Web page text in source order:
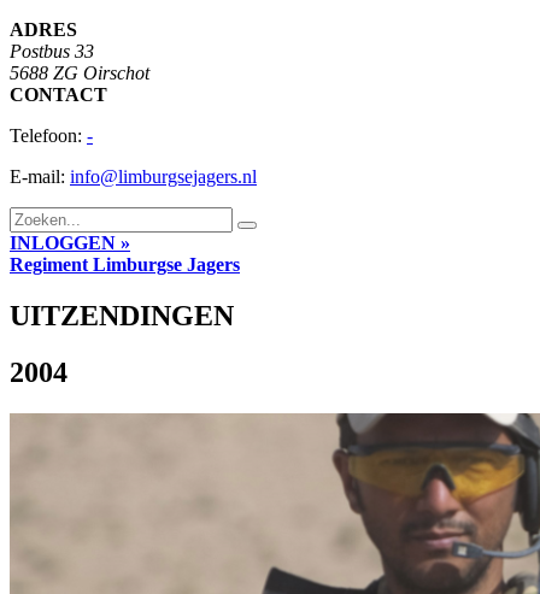
ADRES
Postbus 33
5688 ZG Oirschot
CONTACT
Telefoon: -
E-mail: info@limburgsejagers.nl
INLOGGEN »
Regiment Limburgse Jagers
UITZENDINGEN
2004